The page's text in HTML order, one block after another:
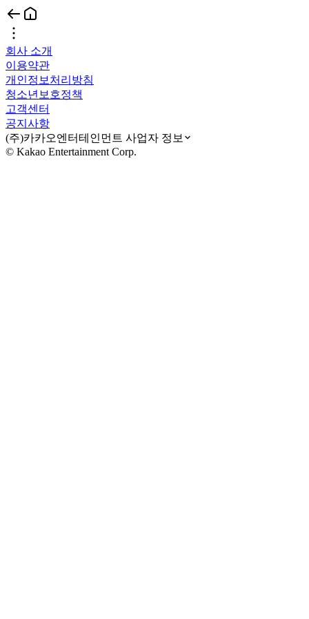
회사 소개
이용약관
개인정보처리방침
청소년보호정책
고객센터
공지사항
(주)카카오엔터테인먼트 사업자 정보
© Kakao Entertainment Corp.